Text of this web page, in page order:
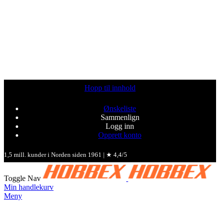
Hopp til innhold
Ønskeliste
Sammenlign
Logg inn
Opprett konto
1,5 mill. kunder i Norden siden 1961 | ★ 4,4/5
Toggle Nav
Min handlekurv
Meny